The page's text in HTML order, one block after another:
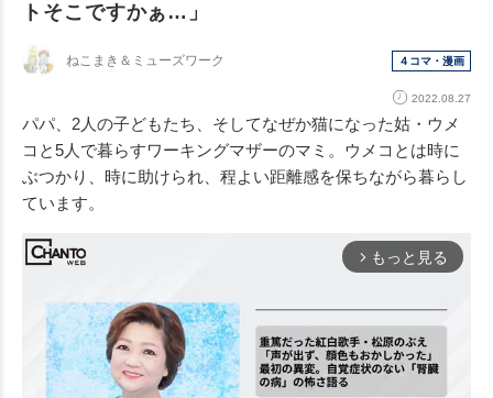
トそこですかぁ…」
ねこまき＆ミューズワーク ４コマ・漫画
2022.08.27
パパ、2人の子どもたち、そしてなぜか猫になった姑・ウメ
コと5人で暮らすワーキングマザーのマミ。ウメコとは時に
ぶつかり、時に助けられ、程よい距離感を保ちながら暮らし
ています。
arrow_forward_ios もっと見る